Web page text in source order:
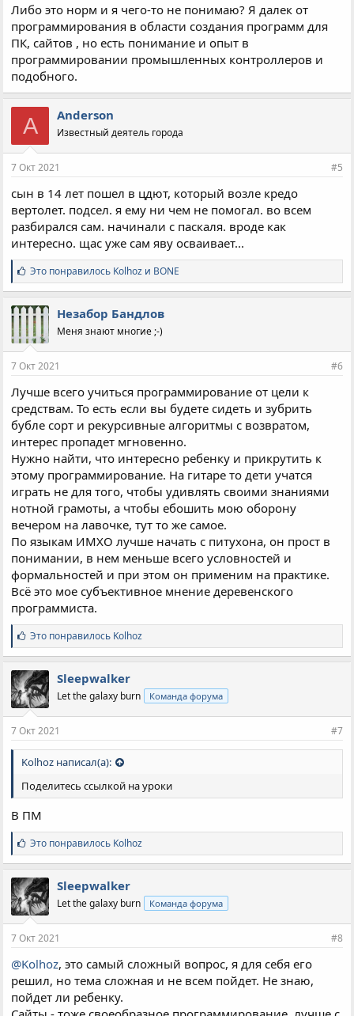
Либо это норм и я чего-то не понимаю? Я далек от
программирования в области создания программ для
ПК, сайтов , но есть понимание и опыт в
программировании промышленных контроллеров и
подобного.
A Anderson
Известный деятель города
7 Окт 2021 #5
сын в 14 лет пошел в цдют, который возле кредо
вертолет. подсел. я ему ни чем не помогал. во всем
разбирался сам. начинали с паскаля. вроде как
интересно. щас уже сам яву осваивает...
С
и
м
п
а
т
и
:
Это понравилось Kolhoz и BONE
Незабор Бандлов
Меня знают многие ;-)
7 Окт 2021 #6
Лучше всего учиться программирование от цели к
средствам. То есть если вы будете сидеть и зубрить
бубле сорт и рекурсивные алгоритмы с возвратом,
интерес пропадет мгновенно.
Нужно найти, что интересно ребенку и прикрутить к
этому программирование. На гитаре то дети учатся
играть не для того, чтобы удивлять своими знаниями
нотной грамоты, а чтобы ебошить мою оборону
вечером на лавочке, тут то же самое.
По языкам ИМХО лучше начать с питухона, он прост в
понимании, в нем меньше всего условностей и
формальностей и при этом он применим на практике.
Всё это мое субъективное мнение деревенского
программиста.
С
и
м
п
а
т
и
:
Это понравилось Kolhoz
Sleepwalker
Let the galaxy burn Команда форума
7 Окт 2021 #7
Kolhoz написал(а):
Поделитесь ссылкой на уроки
В ПМ
С
и
м
п
а
т
и
:
Это понравилось Kolhoz
Sleepwalker
Let the galaxy burn Команда форума
7 Окт 2021 #8
@Kolhoz, это самый сложный вопрос, я для себя его
решил, но тема сложная и не всем пойдет. Не знаю,
пойдет ли ребенку.